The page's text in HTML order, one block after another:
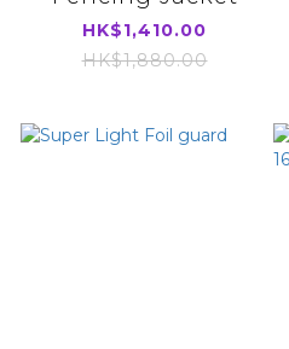
HK$1,410.00
HK$1,880.00